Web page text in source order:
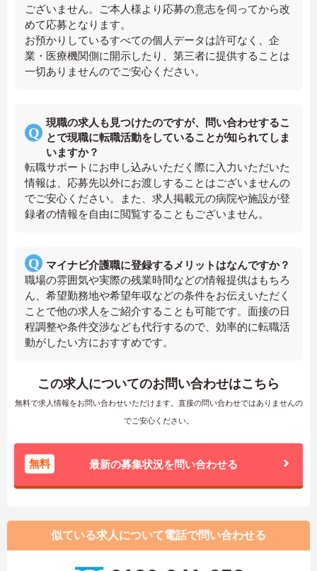
ございません。ご本人様より応募の意志を伺ってから改
めて応募となります。
お預かりしているすべての個人データは許可なく、企
業・医療機関側に開示したり、第三者に提供することは
一切ありませんのでご安心ください。
現職の求人も見つけたのですが、問い合わせするこ
とで現職に転職活動をしていることが知られてしま
いますか？
転職サポートにお申し込みいただく際に入力いただいた
情報は、応募先以外にお渡しすることはございませんの
でご安心ください。また、求人掲載元の病院や施設が登
録者の情報を自由に閲覧することもございません。
マイナビ介護職に登録するメリットはなんですか？
職場の雰囲気や実際の残業時間などの情報提供はもちろ
ん、希望勤務地や希望年収などの条件をお伝えいただく
ことで他の求人をご紹介することも可能です。面接の日
程調整や条件交渉なども代行するので、効率的に転職活
動がしたい方におすすめです。
この求人についてのお問い合わせはこちら
無料で求人情報をお問い合わせいただけます。直接の問い合わせではありませんの
でご安心ください。
無料 最新の募集状況を問い合わせる
似ている求人について電話で問い合わせる